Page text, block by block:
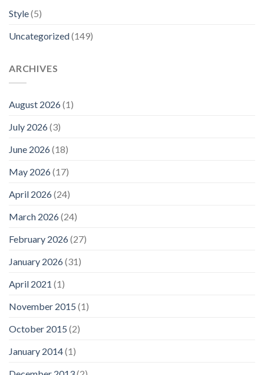
Style(5)
Uncategorized(149)
ARCHIVES
August 2026(1)
July 2026(3)
June 2026(18)
May 2026(17)
April 2026(24)
March 2026(24)
February 2026(27)
January 2026(31)
April 2021 (1)
November 2015 (1)
October 2015 (2)
January 2014(1)